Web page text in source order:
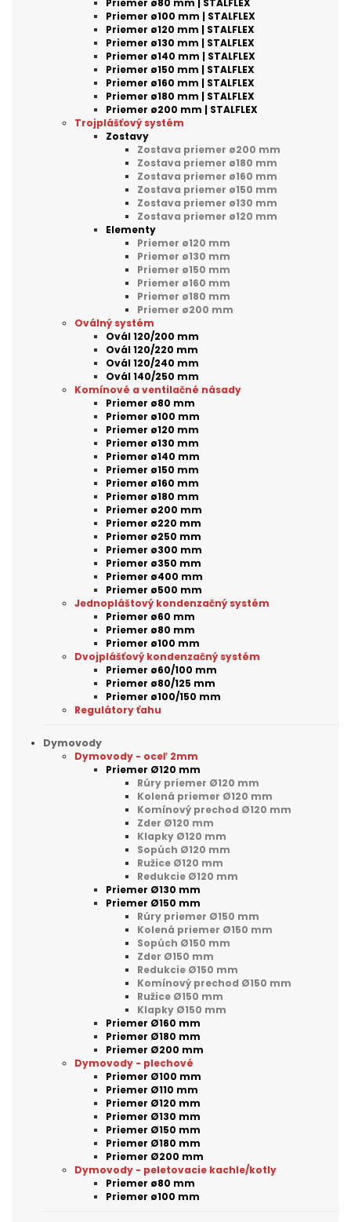
Priemer ø80 mm | STALFLEX
Priemer ø100 mm | STALFLEX
Priemer ø120 mm | STALFLEX
Priemer ø130 mm | STALFLEX
Priemer ø140 mm | STALFLEX
Priemer ø150 mm | STALFLEX
Priemer ø160 mm | STALFLEX
Priemer ø180 mm | STALFLEX
Priemer ø200 mm | STALFLEX
Trojplášťový systém
Zostavy
Zostava priemer ø200 mm
Zostava priemer ø180 mm
Zostava priemer ø160 mm
Zostava priemer ø150 mm
Zostava priemer ø130 mm
Zostava priemer ø120 mm
Elementy
Priemer ø120 mm
Priemer ø130 mm
Priemer ø150 mm
Priemer ø160 mm
Priemer ø180 mm
Priemer ø200 mm
Oválný systém
Ovál 120/200 mm
Ovál 120/220 mm
Ovál 120/240 mm
Ovál 140/250 mm
Komínové a ventilačné násady
Priemer ø80 mm
Priemer ø100 mm
Priemer ø120 mm
Priemer ø130 mm
Priemer ø140 mm
Priemer ø150 mm
Priemer ø160 mm
Priemer ø180 mm
Priemer ø200 mm
Priemer ø220 mm
Priemer ø250 mm
Priemer ø300 mm
Priemer ø350 mm
Priemer ø400 mm
Priemer ø500 mm
Jednopláštový kondenzačný systém
Priemer ø60 mm
Priemer ø80 mm
Priemer ø100 mm
Dvojplášťový kondenzačný systém
Priemer ø60/100 mm
Priemer ø80/125 mm
Priemer ø100/150 mm
Regulátory ťahu
Dymovody
Dymovody - oceľ 2mm
Priemer Ø120 mm
Rúry priemer Ø120 mm
Kolená priemer Ø120 mm
Komínový prechod Ø120 mm
Zder Ø120 mm
Klapky Ø120 mm
Sopúch Ø120 mm
Ružice Ø120 mm
Redukcie Ø120 mm
Priemer Ø130 mm
Priemer Ø150 mm
Rúry priemer Ø150 mm
Kolená priemer Ø150 mm
Sopúch Ø150 mm
Zder Ø150 mm
Redukcie Ø150 mm
Komínový prechod Ø150 mm
Ružice Ø150 mm
Klapky Ø150 mm
Priemer Ø160 mm
Priemer Ø180 mm
Priemer Ø200 mm
Dymovody - plechové
Priemer Ø100 mm
Priemer Ø110 mm
Priemer Ø120 mm
Priemer Ø130 mm
Priemer Ø150 mm
Priemer Ø180 mm
Priemer Ø200 mm
Dymovody - peletovacie kachle/kotly
Priemer ø80 mm
Priemer ø100 mm